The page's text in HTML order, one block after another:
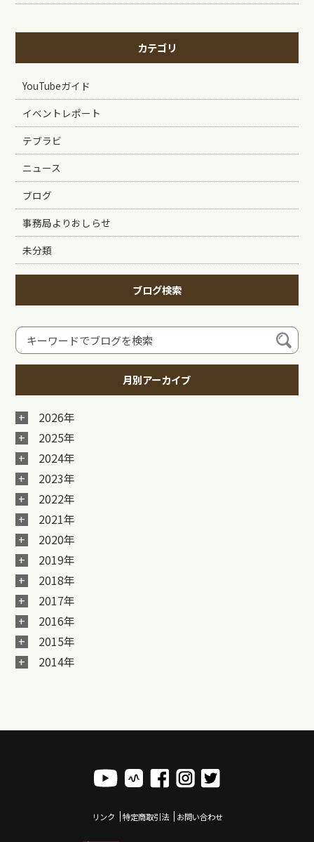
カテゴリ
YouTubeガイド
イベントレポート
テブラビ
ニュース
ブログ
事務局よりおしらせ
未分類
ブログ検索
月別アーカイブ
2026年
2025年
2024年
2023年
2022年
2021年
2020年
2019年
2018年
2017年
2016年
2015年
2014年
リンク 特定商取引法 お問い合わせ